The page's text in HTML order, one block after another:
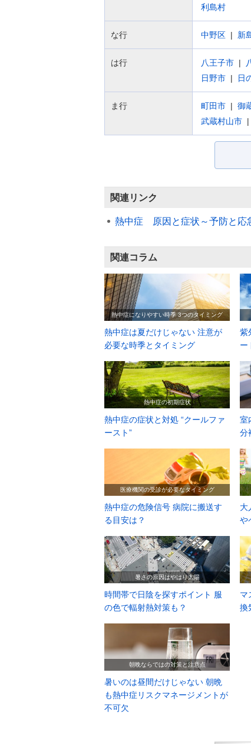
利島村
な行 中野区 新
は行 八王子市
日野市
日
ま行 町田市 御
武蔵村山市
関連リンク
熱中症 原因と症状～予防と応
関連コラム
熱中症は夏だけじゃない 注意が
必要な時季とタイミング
熱中症になりやすい時季 3つのタイミング
紫
ー
熱中症の症状と対処 “クールファ
ースト”
熱中症の初期症状
室
分
熱中症の危険信号 病院に搬送す
る目安は？
医療機関の受診が必要なタイミング
大
や
時間帯で日陰を探すポイント 服
の色で輻射熱対策も？
暑さの原因はやはり太陽
マ
換
暑いのは昼間だけじゃない 朝晩
も熱中症リスクマネージメントが
不可欠
朝晩ならではの対策と注意点